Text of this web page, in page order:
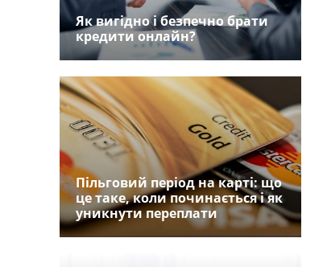
Як вигідно і безпечно брати
кредити онлайн?
Пільговий період на карті: що
це таке, коли починається і як
уникнути переплати